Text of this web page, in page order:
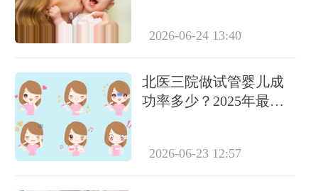
2026-06-24 13:40
北医三院做试管婴儿成
功率多少？2025年最新
2026-06-23 12:57